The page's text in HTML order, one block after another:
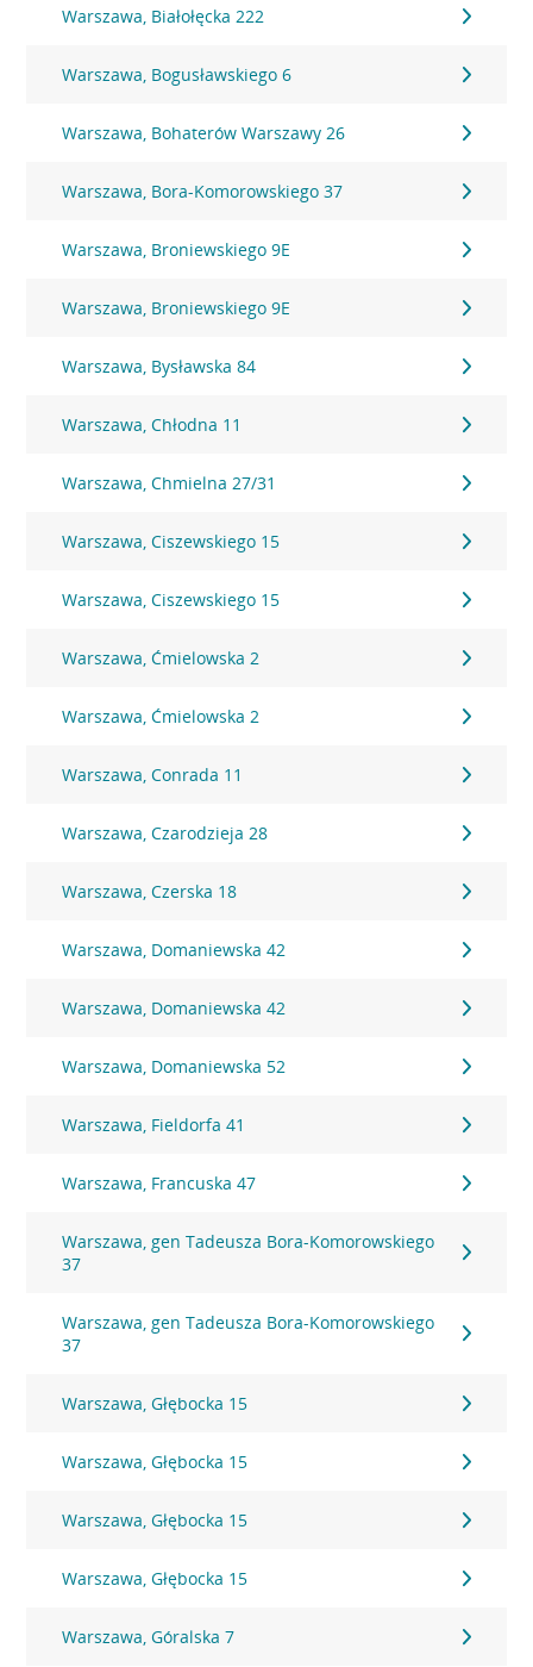
Warszawa, Białołęcka 222
Warszawa, Bogusławskiego 6
Warszawa, Bohaterów Warszawy 26
Warszawa, Bora-Komorowskiego 37
Warszawa, Broniewskiego 9E
Warszawa, Broniewskiego 9E
Warszawa, Bysławska 84
Warszawa, Chłodna 11
Warszawa, Chmielna 27/31
Warszawa, Ciszewskiego 15
Warszawa, Ciszewskiego 15
Warszawa, Ćmielowska 2
Warszawa, Ćmielowska 2
Warszawa, Conrada 11
Warszawa, Czarodzieja 28
Warszawa, Czerska 18
Warszawa, Domaniewska 42
Warszawa, Domaniewska 42
Warszawa, Domaniewska 52
Warszawa, Fieldorfa 41
Warszawa, Francuska 47
Warszawa, gen Tadeusza Bora-Komorowskiego
37
Warszawa, gen Tadeusza Bora-Komorowskiego
37
Warszawa, Głębocka 15
Warszawa, Głębocka 15
Warszawa, Głębocka 15
Warszawa, Głębocka 15
Warszawa, Góralska 7